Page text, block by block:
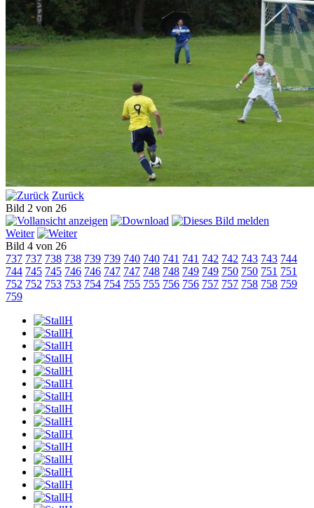
Zurück
Bild 2 von 26
Weiter
Bild 4 von 26
737 737 738 738 739 739 740 740 741 741 742 742 743 743 744
744 745 745 746 746 747 747 748 748 749 749 750 750 751 751
752 752 753 753 754 754 755 755 756 756 757 757 758 758 759
759